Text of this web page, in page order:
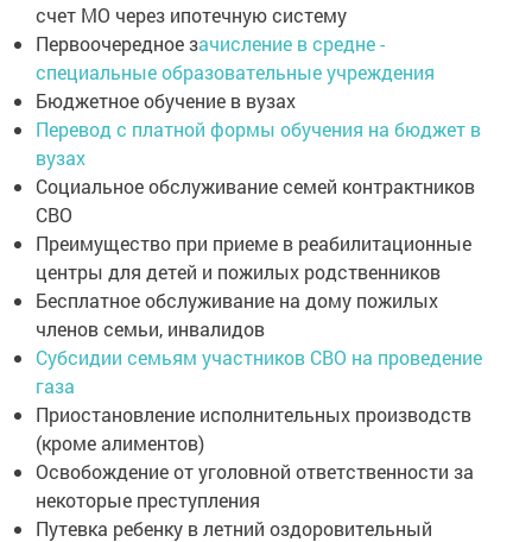
счет МО через ипотечную систему
Первоочередное зачисление в средне -
специальные образовательные учреждения
Бюджетное обучение в вузах
Перевод с платной формы обучения на бюджет в
вузах
Социальное обслуживание семей контрактников
СВО
Преимущество при приеме в реабилитационные
центры для детей и пожилых родственников
Бесплатное обслуживание на дому пожилых
членов семьи, инвалидов
Субсидии семьям участников СВО на проведение
газа
Приостановление исполнительных производств
(кроме алиментов)
Освобождение от уголовной ответственности за
некоторые преступления
Путевка ребенку в летний оздоровительный